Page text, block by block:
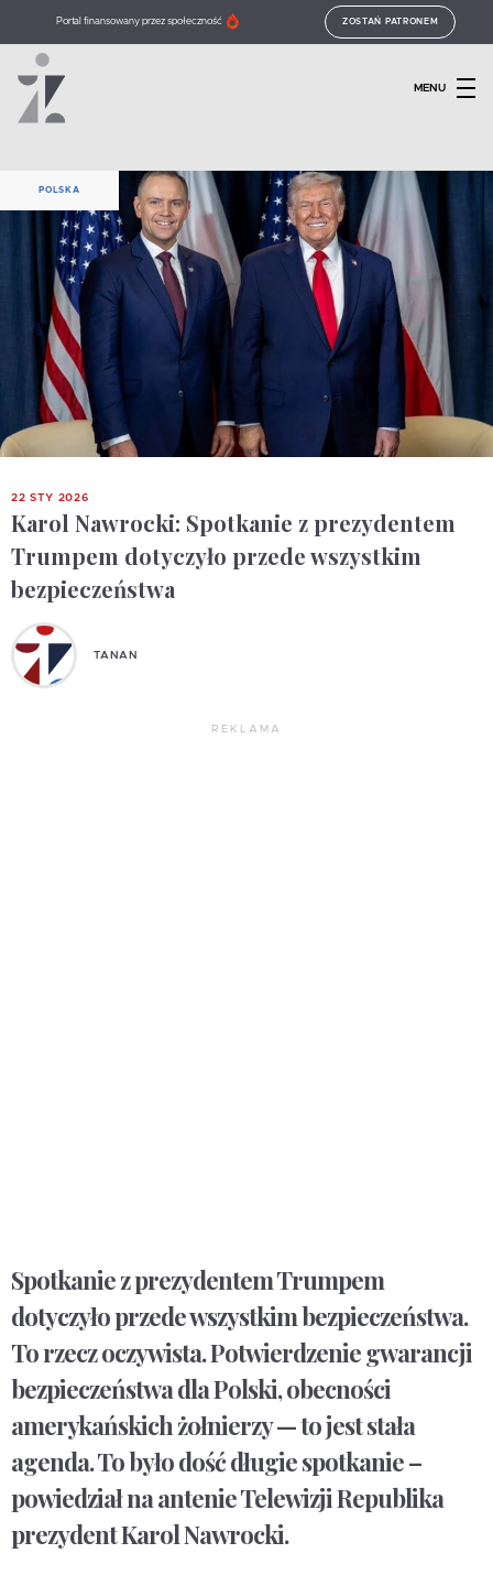
Portal finansowany przez społeczność ZOSTAŃ PATRONEM
MENU
POLSKA
22 STY 2026
Karol Nawrocki: Spotkanie z prezydentem
Trumpem dotyczyło przede wszystkim
bezpieczeństwa
TANAN
REKLAMA
Spotkanie z prezydentem Trumpem
dotyczyło przede wszystkim bezpieczeństwa.
To rzecz oczywista. Potwierdzenie gwarancji
bezpieczeństwa dla Polski, obecności
amerykańskich żołnierzy — to jest stała
agenda. To było dość długie spotkanie –
powiedział na antenie Telewizji Republika
prezydent Karol Nawrocki.